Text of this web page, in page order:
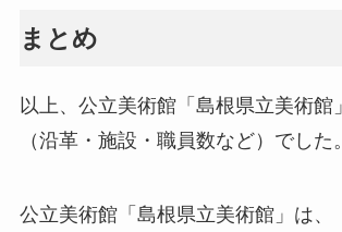
まとめ
以上、公立美術館「島根県立美術館
（沿革・施設・職員数など）でした。
公立美術館「島根県立美術館」は、